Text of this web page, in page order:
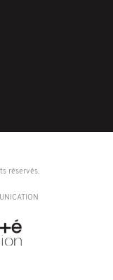
réservés.